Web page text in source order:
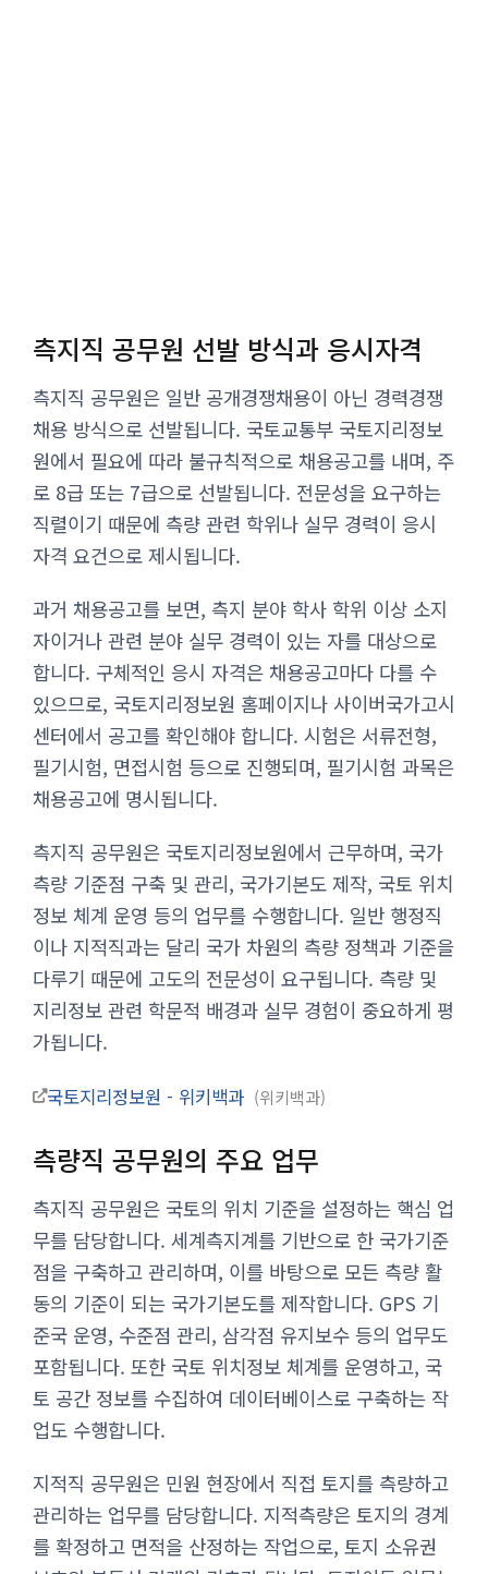
측지직 공무원 선발 방식과 응시자격
측지직 공무원은 일반 공개경쟁채용이 아닌 경력경쟁
채용 방식으로 선발됩니다. 국토교통부 국토지리정보
원에서 필요에 따라 불규칙적으로 채용공고를 내며, 주
로 8급 또는 7급으로 선발됩니다. 전문성을 요구하는
직렬이기 때문에 측량 관련 학위나 실무 경력이 응시
자격 요건으로 제시됩니다.
과거 채용공고를 보면, 측지 분야 학사 학위 이상 소지
자이거나 관련 분야 실무 경력이 있는 자를 대상으로
합니다. 구체적인 응시 자격은 채용공고마다 다를 수
있으므로, 국토지리정보원 홈페이지나 사이버국가고시
센터에서 공고를 확인해야 합니다. 시험은 서류전형,
필기시험, 면접시험 등으로 진행되며, 필기시험 과목은
채용공고에 명시됩니다.
측지직 공무원은 국토지리정보원에서 근무하며, 국가
측량 기준점 구축 및 관리, 국가기본도 제작, 국토 위치
정보 체계 운영 등의 업무를 수행합니다. 일반 행정직
이나 지적직과는 달리 국가 차원의 측량 정책과 기준을
다루기 때문에 고도의 전문성이 요구됩니다. 측량 및
지리정보 관련 학문적 배경과 실무 경험이 중요하게 평
가됩니다.
국토지리정보원 - 위키백과 위키백과
측량직 공무원의 주요 업무
측지직 공무원은 국토의 위치 기준을 설정하는 핵심 업
무를 담당합니다. 세계측지계를 기반으로 한 국가기준
점을 구축하고 관리하며, 이를 바탕으로 모든 측량 활
동의 기준이 되는 국가기본도를 제작합니다. GPS 기
준국 운영, 수준점 관리, 삼각점 유지보수 등의 업무도
포함됩니다. 또한 국토 위치정보 체계를 운영하고, 국
토 공간 정보를 수집하여 데이터베이스로 구축하는 작
업도 수행합니다.
지적직 공무원은 민원 현장에서 직접 토지를 측량하고
관리하는 업무를 담당합니다. 지적측량은 토지의 경계
를 확정하고 면적을 산정하는 작업으로, 토지 소유권